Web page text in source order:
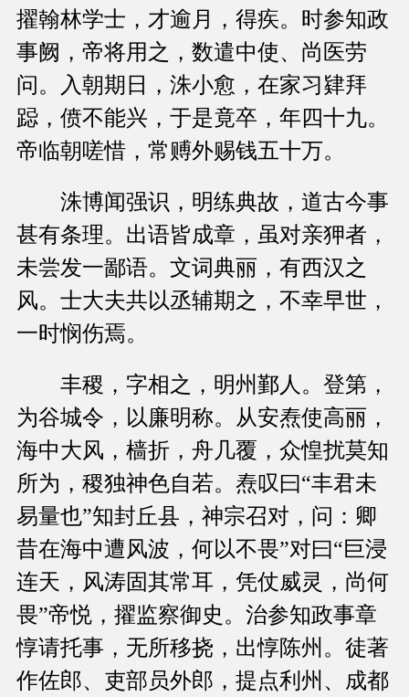
擢翰林学士，才逾月，得疾。时参知政
事阙，帝将用之，数遣中使、尚医劳
问。入朝期日，洙小愈，在家习肄拜
跽，偾不能兴，于是竟卒，年四十九。
帝临朝嗟惜，常赙外赐钱五十万。
洙博闻强识，明练典故，道古今事
甚有条理。出语皆成章，虽对亲狎者，
未尝发一鄙语。文词典丽，有西汉之
风。士大夫共以丞辅期之，不幸早世，
一时悯伤焉。
丰稷，字相之，明州鄞人。登第，
为谷城令，以廉明称。从安焘使高丽，
海中大风，樯折，舟几覆，众惶扰莫知
所为，稷独神色自若。焘叹曰“丰君未
易量也”知封丘县，神宗召对，问：卿
昔在海中遭风波，何以不畏”对曰“巨浸
连天，风涛固其常耳，凭仗威灵，尚何
畏”帝悦，擢监察御史。治参知政事章
惇请托事，无所移挠，出惇陈州。徒著
作佐郎、吏部员外郎，提点利州、成都